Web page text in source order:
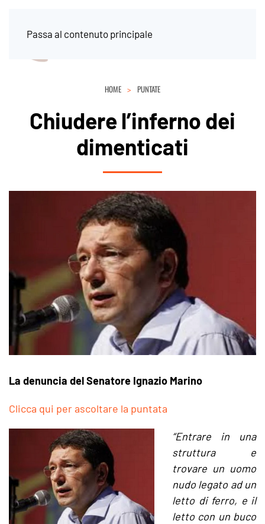
Passa al contenuto principale
HOME PUNTATE
Chiudere l’inferno dei
dimenticati
La denuncia del Senatore Ignazio Marino
Clicca qui per ascoltare la puntata
“Entrare in una
struttura e
trovare un uomo
nudo legato ad un
letto di ferro, e il
letto con un buco